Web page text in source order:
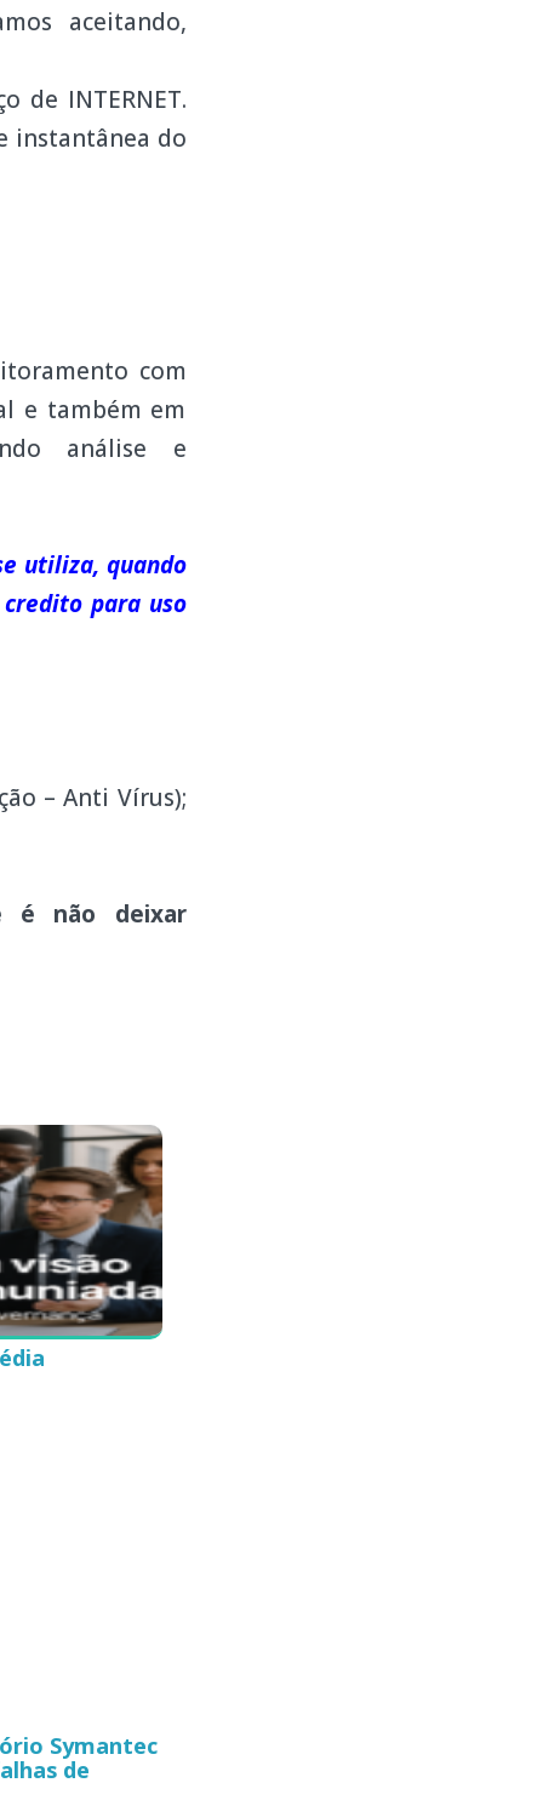
aceitando,
de INTERNET.
instantânea do
com
e também em
análise e
utiliza, quando
para uso
– Anti Vírus);
é não deixar
Symantec
de